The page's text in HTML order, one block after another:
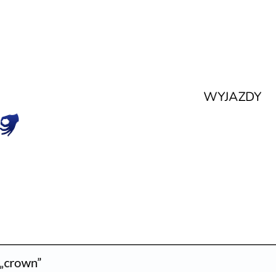
WYJAZDY